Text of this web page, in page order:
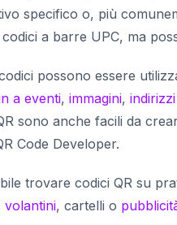
specifico o, più
codici a barre UPC, ma
possono essere
a eventi, immagini,
sono anche facili da
Code Developer.
trovare codici QR su
volantini, cartelli o